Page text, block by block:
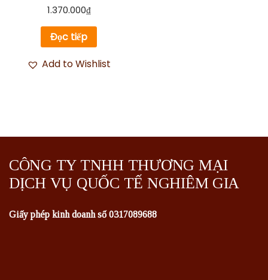
1.370.000₫
Đọc tiếp
Add to Wishlist
CÔNG TY TNHH THƯƠNG MẠI
DỊCH VỤ QUỐC TẾ NGHIÊM GIA
Giấy phép kinh doanh số 0317089688